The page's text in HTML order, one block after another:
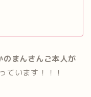
のまんさんご本人が
ています！！！